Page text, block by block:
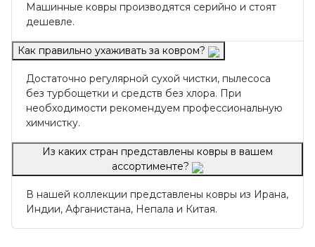
Машинные ковры производятся серийно и стоят
дешевле.
Как правильно ухаживать за ковром?
Достаточно регулярной сухой чистки, пылесоса
без турбощетки и средств без хлора. При
необходимости рекомендуем профессиональную
химчистку.
Из каких стран представлены ковры в вашем
ассортименте?
В нашей коллекции представлены ковры из Ирана,
Индии, Афганистана, Непала и Китая.